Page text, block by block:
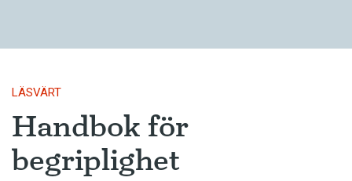
LÄSVÄRT
Handbok för
begriplighet